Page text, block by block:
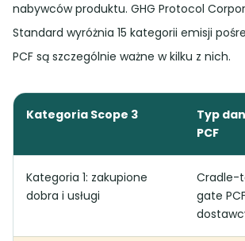
nabywców produktu. GHG Protocol
Standard wyróżnia 15 kategorii emisji
PCF są szczególnie ważne w kilku z nich.
Kategoria Scope 3
Typ
PCF
Kategoria 1: zakupione
dobra i usługi
Cradle-
gate